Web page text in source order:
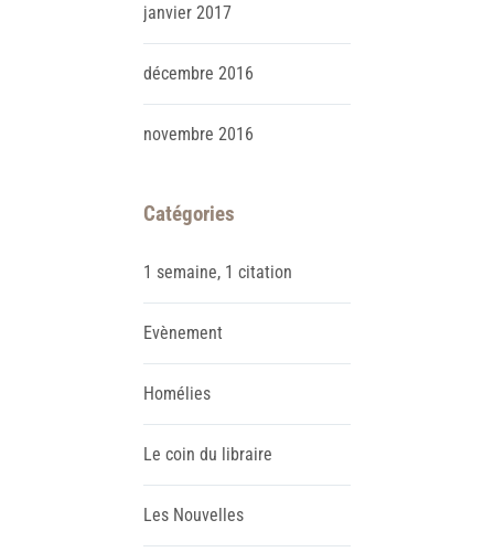
janvier 2017
décembre 2016
novembre 2016
Catégories
1 semaine, 1 citation
Evènement
Homélies
Le coin du libraire
Les Nouvelles